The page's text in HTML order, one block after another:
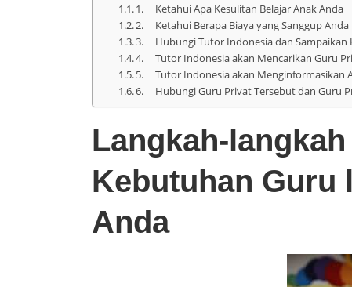
1. Ketahui Apa Kesulitan Belajar Anak Anda
2. Ketahui Berapa Biaya yang Sanggup
3. Hubungi Tutor Indonesia dan Sampaikan
4. Tutor Indonesia akan Mencarikan Guru
5. Tutor Indonesia akan Menginformasikan
6. Hubungi Guru Privat Tersebut dan Guru
Langkah-
Kebutuhan Guru
Anda